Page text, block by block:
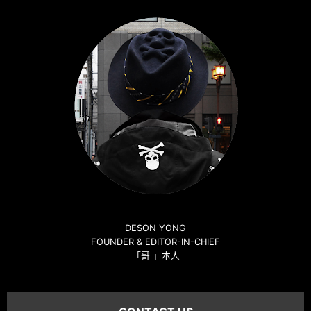
DESON YONG
FOUNDER & EDITOR-IN-CHIEF
「哥 」本人